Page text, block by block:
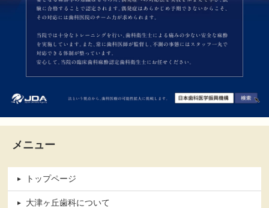
メニュー
トップページ
大津ヶ丘歯科について